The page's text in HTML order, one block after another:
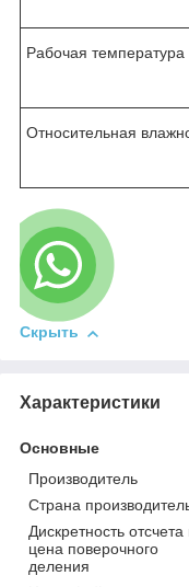
Рабочая температура
Относительная
Скрыть
Характеристики
Основные
Производитель
Страна
Дискретность отсчета
цена поверочного
деления